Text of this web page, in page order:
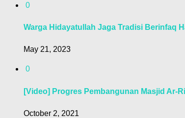
0
Warga Hidayatullah Jaga Tradisi Berinfaq
May 21, 2023
0
[Video] Progres Pembangunan Masjid Ar-
October 2, 2021